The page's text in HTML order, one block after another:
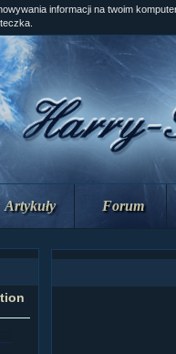
Artykuły Forum
informacji na twoim